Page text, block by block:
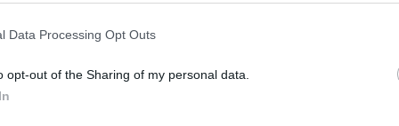
Data Processing Opt Outs
opt-out of the Sharing of my personal data.
Μεγάλος Αμερικανικός Οργασμός» καλεί τις
να πάνε... ικανοποιημένες να ψηφίσουν